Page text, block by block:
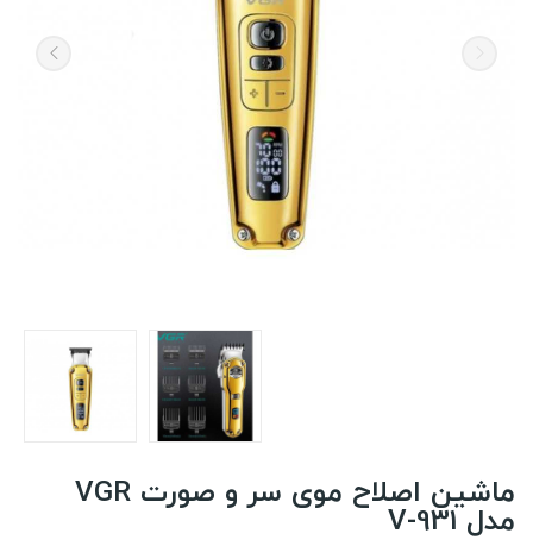
ماشین اصلاح موی سر و صورت VGR
مدل V-931